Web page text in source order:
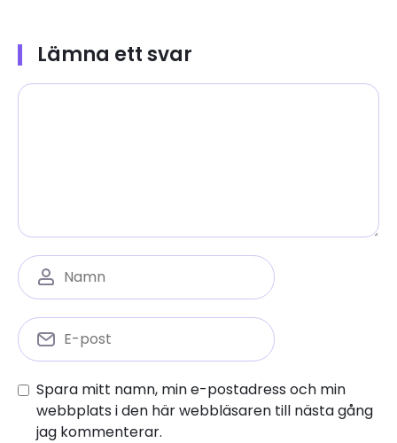
Lämna ett svar
Spara mitt namn, min e-postadress och min
webbplats i den här webbläsaren till nästa gång
jag kommenterar.